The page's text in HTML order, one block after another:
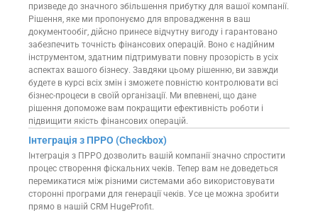
призведе до значного збільшення прибутку для вашої компанії.
Рішення, яке ми пропонуємо для впровадження в ваш
документообіг, дійсно принесе відчутну вигоду і гарантовано
забезпечить точність фінансових операцій. Воно є надійним
інструментом, здатним підтримувати повну прозорість в усіх
аспектах вашого бізнесу. Завдяки цьому рішенню, ви завжди
будете в курсі всіх змін і зможете повністю контролювати всі
бізнес-процеси в своїй організації. Ми впевнені, що дане
рішення допоможе вам покращити ефективність роботи і
підвищити якість фінансових операцій.
Інтеграція з ПРРО (Checkbox)
Інтеграція з ПРРО дозволить вашій компанії значно спростити
процес створення фіскальних чеків. Тепер вам не доведеться
перемикатися між різними системами або використовувати
сторонні програми для генерації чеків. Усе це можна зробити
прямо в нашій CRM HugeProfit.